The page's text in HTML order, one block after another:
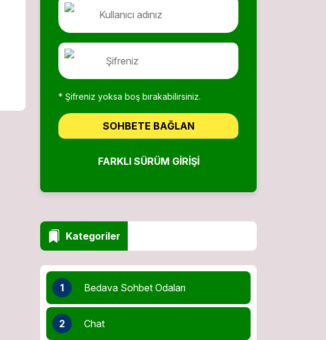
* Şifreniz yoksa boş bırakabilirsiniz.
SOHBETE BAĞLAN
FARKLI SÜRÜM GIRIŞI
Kategoriler
1 Bedava Sohbet Odaları
2 Chat